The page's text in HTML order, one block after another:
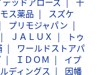
ス薬品
スズケ
プリモジャパン
ＪＡＬＵＸ
トゥ
ワールドストアパ
ＩＤＯＭ
イプ
ディングス 因幡